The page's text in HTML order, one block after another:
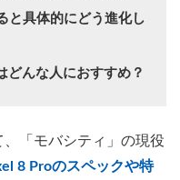
と具体的にどう進化し
どんな人におすすめ？
「モバシティ」の現役
8 Proのスペックや特